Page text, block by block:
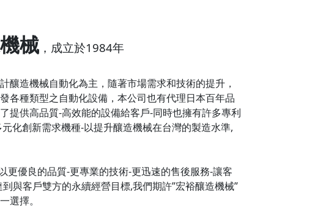
械 ，成立於1984年
釀造機械自動化為主，隨著市場需求和技術的提升，
各種類型之自動化設備，本公司也有代理日本百年品
提供高品質-高效能的設備給客戶-同時也擁有許多專利
化創新需求機種-以提升釀造機械在台灣的製造水準,
更優良的品質-更專業的技術-更迅速的售後服務-讓客
與客戶雙方的永續經營目標,我們期許”宏裕釀造機械”
選擇。